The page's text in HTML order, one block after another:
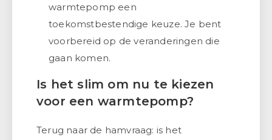
warmtepomp een
toekomstbestendige keuze. Je bent
voorbereid op de veranderingen die
gaan komen.
Is het slim om nu te kiezen
voor een warmtepomp?
Terug naar de hamvraag: is het